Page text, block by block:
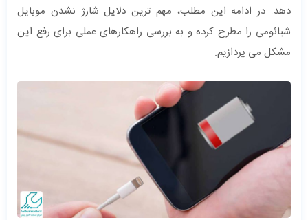
دهد. در ادامه این مطلب، مهم ترین دلایل شارژ نشدن موبایل
شیائومی را مطرح کرده و به بررسی راهکارهای عملی برای رفع این
مشکل می پردازیم.